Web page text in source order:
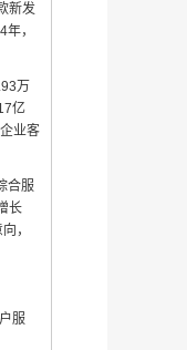
新发
，
万
亿
业客
合服
长
，
服